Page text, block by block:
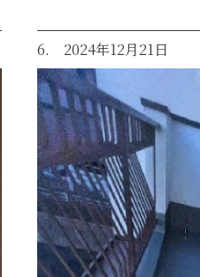
6. 2024年12月21日